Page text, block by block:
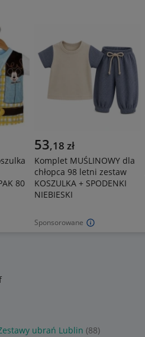
80
Sponsorowane
53,18 zł
Komplet MUŚLINOWY dla
chłopca 98 letni zestaw
KOSZULKA + SPODENKI
NIEBIESKI
ubrań Lublin (88)